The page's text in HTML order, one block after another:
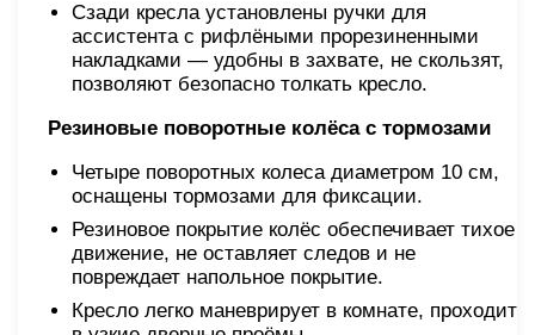
Сзади кресла установлены ручки для
ассистента с рифлёными прорезиненными
накладками — удобны в захвате, не скользят,
позволяют безопасно толкать кресло.
Резиновые поворотные колёса с тормозами
Четыре поворотных колеса диаметром 10 см,
оснащены тормозами для фиксации.
Резиновое покрытие колёс обеспечивает тихое
движение, не оставляет следов и не
повреждает напольное покрытие.
Кресло легко маневрирует в комнате, проходит